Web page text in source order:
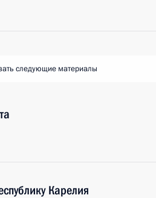
следующие материалы
Карелия